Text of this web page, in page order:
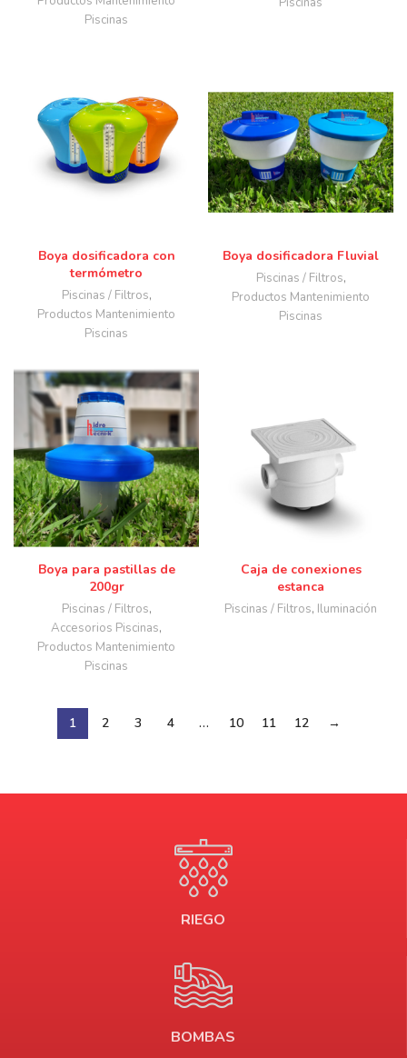
Piscinas
Boya dosificadora con
termómetro
Piscinas / Filtros,
Productos Mantenimiento
Piscinas
Boya dosificadora Fluvial
Piscinas / Filtros,
Productos Mantenimiento
Piscinas
Boya para pastillas de
200gr
Piscinas / Filtros,
Accesorios Piscinas,
Productos Mantenimiento
Piscinas
Caja de conexiones
estanca
Piscinas / Filtros, Iluminación
1 2 3 4 … 10 11 12 →
RIEGO
BOMBAS